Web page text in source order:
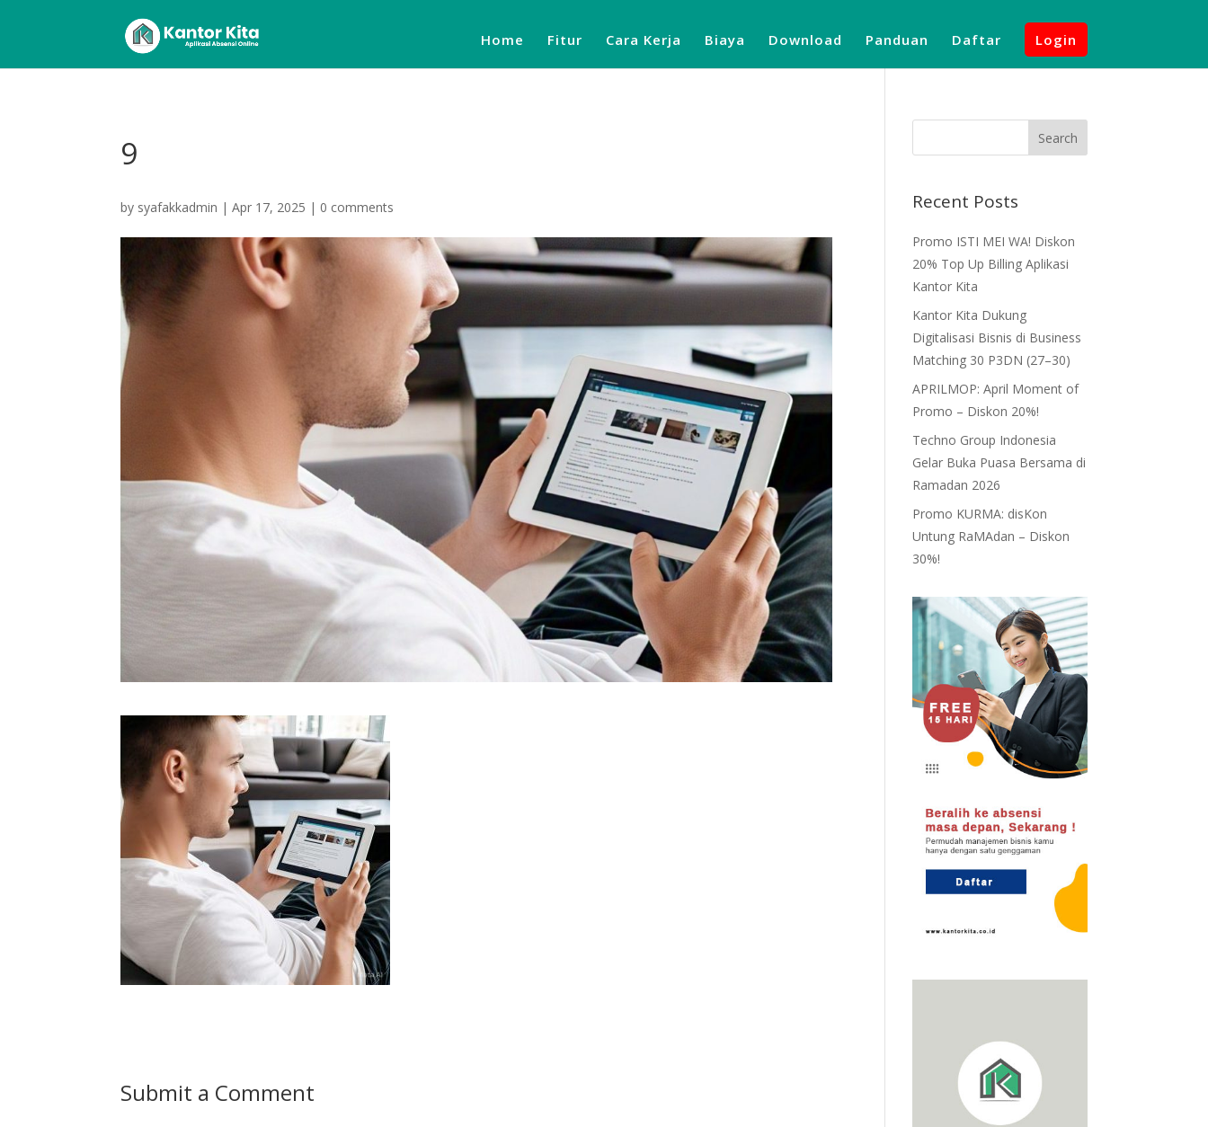
Home Fitur Cara Kerja Biaya Download Panduan Daftar Login
9
by syafakkadmin |Apr 17, 2025 | 0 comments
Submit a Comment
Recent Posts
Promo ISTI MEI WA! Diskon
20% Top Up Billing Aplikasi
Kantor Kita
Kantor Kita Dukung
Digitalisasi Bisnis di Business
Matching 30 P3DN (27–30)
APRILMOP: April Moment of
Promo – Diskon 20%!
Techno Group Indonesia
Gelar Buka Puasa Bersama di
Ramadan 2026
Promo KURMA: disKon
Untung RaMAdan – Diskon
30%!